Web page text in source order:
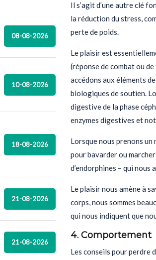
08-08-2026
10-08-2026
18-08-2026
21-08-2026
21-08-2026
Il s’agit d’une autre clé
la réduction du stress,
perte de poids.
Le plaisir est
(réponse de combat ou
accédons aux éléments
biologiques de soutien.
digestive de la phase
enzymes digestives et
Lorsque nous prenons un
pour bavarder ou
d’endorphines – qui nous
Le plaisir nous amène à
corps, nous sommes
qui nous indiquent que
4. Comportement
Les conseils pour perdre